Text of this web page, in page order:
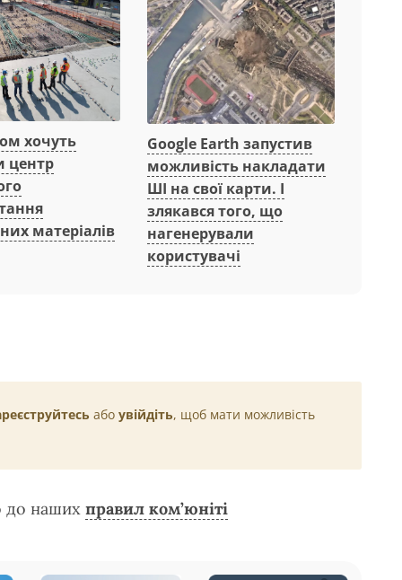
хочуть
центр
матеріалів
Google Earth запустив
можливість накладати
ШІ на свої карти. І
злякався того, що
нагенерували
користувачі
або увійдіть, щоб мати можливість
до наших правил ком’юніті